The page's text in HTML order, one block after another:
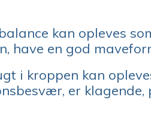
kan opleves
have en god
i kroppen kan
er